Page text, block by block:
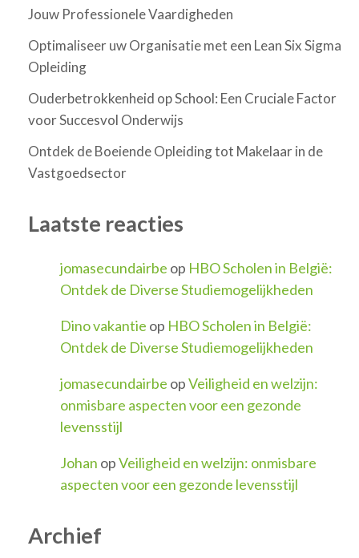
Jouw Professionele Vaardigheden
Optimaliseer uw Organisatie met een Lean Six Sigma
Opleiding
Ouderbetrokkenheid op School: Een Cruciale Factor
voor Succesvol Onderwijs
Ontdek de Boeiende Opleiding tot Makelaar in de
Vastgoedsector
Laatste reacties
jomasecundairbe op HBO Scholen in België:
Ontdek de Diverse Studiemogelijkheden
Dino vakantie op HBO Scholen in België:
Ontdek de Diverse Studiemogelijkheden
jomasecundairbe opVeiligheid en welzijn:
onmisbare aspecten voor een gezonde
levensstijl
Johan opVeiligheid en welzijn: onmisbare
aspecten voor een gezonde levensstijl
Archief